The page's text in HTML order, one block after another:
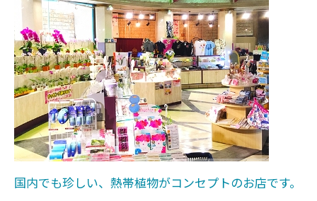
国内でも珍しい、熱帯植物がコンセプトのお店です。